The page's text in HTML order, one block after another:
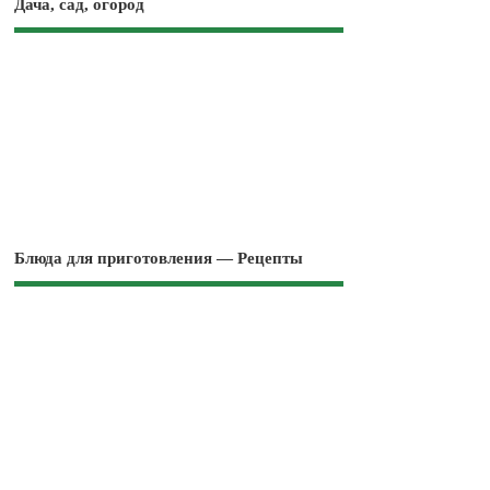
Дача, сад, огород
Блюда для приготовления — Рецепты